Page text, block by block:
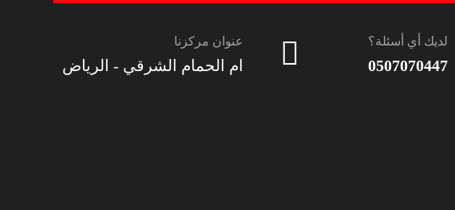
عنوان مركزنا
ام الحمام الشرقي - الرياض
لديك أي أسئلة؟
0507070447